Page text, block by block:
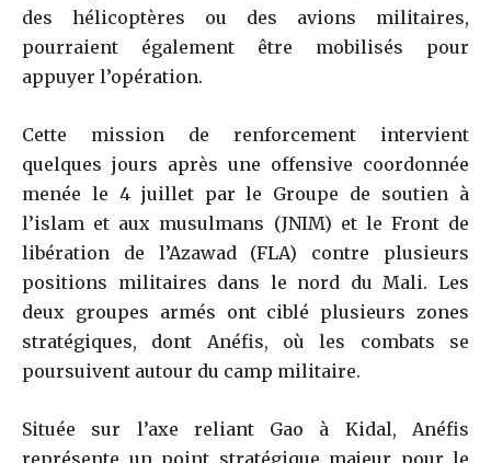
des hélicoptères ou des avions militaires,
pourraient également être mobilisés pour
appuyer l’opération.
Cette mission de renforcement intervient
quelques jours après une offensive coordonnée
menée le 4 juillet par le Groupe de soutien à
l’islam et aux musulmans (JNIM) et le Front de
libération de l’Azawad (FLA) contre plusieurs
positions militaires dans le nord du Mali. Les
deux groupes armés ont ciblé plusieurs zones
stratégiques, dont Anéfis, où les combats se
poursuivent autour du camp militaire.
Située sur l’axe reliant Gao à Kidal, Anéfis
représente un point stratégique majeur pour le